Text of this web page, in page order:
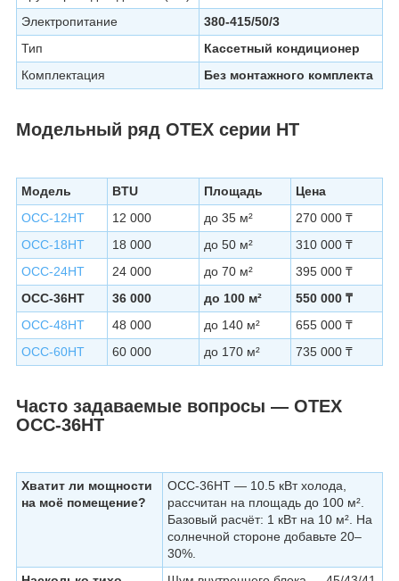
Электропитание
380-415/50/3
Тип
Кассетный кондиционер
Комплектация
Без монтажного комплекта
Модельный ряд OTEX серии HT
Модель BTU Площадь
Цена
OCC-12HT
12 000 до 35 м²
270 000 ₸
OCC-18HT
18 000 до 50 м²
310 000 ₸
OCC-24HT
24 000 до 70 м²
395 000 ₸
OCC-36HT
36 000 до 100 м²
550 000 ₸
OCC-48HT
48 000 до 140 м²
655 000 ₸
OCC-60HT
60 000 до 170 м² 735 000 ₸
Часто задаваемые вопросы — OTEX
OCC-36HT
Хватит ли мощности
на моё помещение?
OCC-36HT — 10.5 кВт холода,
рассчитан на площадь до 100 м².
Базовый расчёт: 1 кВт на 10 м². На
солнечной стороне добавьте 20–
30%.